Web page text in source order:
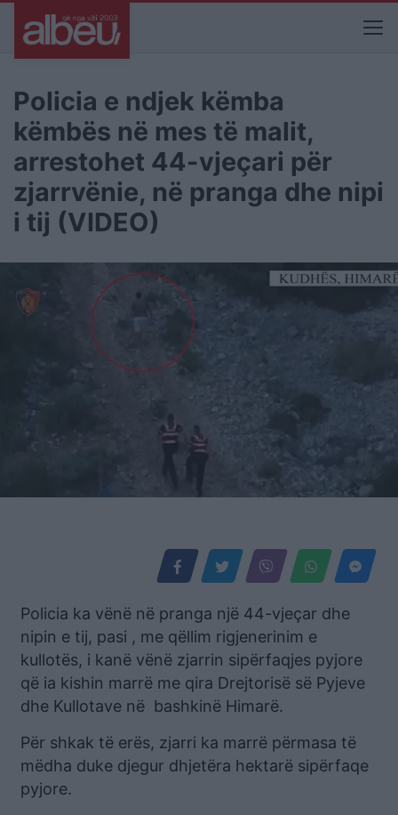
Policia e ndjek këmba
këmbës në mes të malit,
arrestohet 44-vjeçari për
zjarrvënie, në pranga dhe nipi
i tij (VIDEO)
Policia ka vënë në pranga një 44-vjeçar dhe
nipin e tij, pasi , me qëllim rigjenerinim e
kullotës, i kanë vënë zjarrin sipërfaqjes pyjore
që ia kishin marrë me qira Drejtorisë së Pyjeve
dhe Kullotave në bashkinë Himarë.
Për shkak të erës, zjarri ka marrë përmasa të
mëdha duke djegur dhjetëra hektarë sipërfaqe
pyjore.